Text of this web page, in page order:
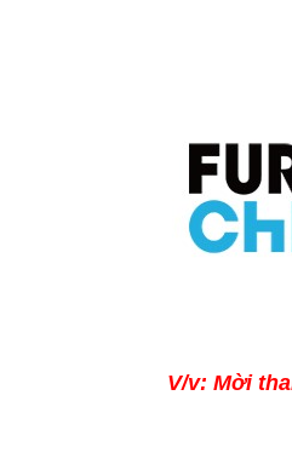
V/v: Mời